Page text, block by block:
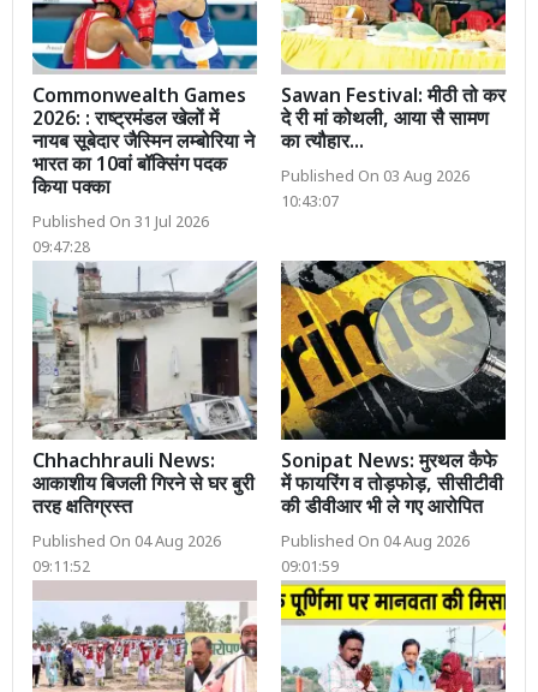
Commonwealth Games
2026: : राष्ट्रमंडल खेलों में
नायब सूबेदार जैस्मिन लम्बोरिया ने
भारत का 10वां बॉक्सिंग पदक
किया पक्का
Published On 31 Jul 2026
09:47:28
Sawan Festival: मीठी तो कर
दे री मां कोथली, आया सै सामण
का त्यौहार...
Published On 03 Aug 2026
10:43:07
Chhachhrauli News:
आकाशीय बिजली गिरने से घर बुरी
तरह क्षतिग्रस्त
Published On 04 Aug 2026
09:11:52
Sonipat News: मुरथल कैफे
में फायरिंग व तोड़फोड़, सीसीटीवी
की डीवीआर भी ले गए आरोपित
Published On 04 Aug 2026
09:01:59